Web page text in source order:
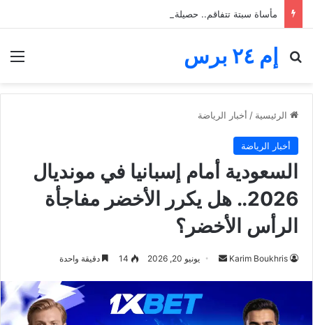
مأساة سبتة تتفاقم.. حصيلة محاولة العبور ترتفع إلى 82 قتيلاً
إم ٢٤ برس
بحث عن
الرئيسية / أخبار الرياضة
أخبار الرياضة
السعودية أمام إسبانيا في مونديال
2026.. هل يكرر الأخضر مفاجأة
الرأس الأخضر؟
Karim Boukhris
أرسل
إلكترونيا
يونيو 20, 2026 14 دقيقة واحدة